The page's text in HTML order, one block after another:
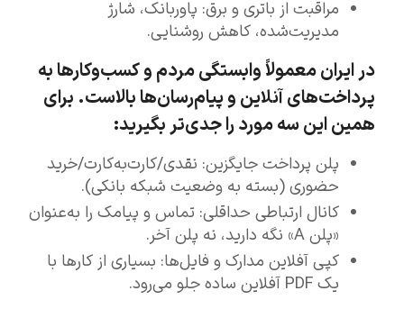
مراقبت از باتری و برق: پاوربانک، شارژ
مدیریت‌شده، کاهش روشنایی.
در ایران معمولاً وابستگی مردم و کسب‌وکارها به
پرداخت‌های آنلاین و پیام‌رسان‌ها بالاست. برای
همین این سه مورد را جدی‌تر بگیرید:
پلن پرداخت جایگزین: نقدی/کارت‌به‌کارت/خرید
حضوری (بسته به وضعیت شبکه بانکی).
کانال ارتباطی حداقلی: تماس و پیامک را به‌عنوان
«پلن A» نگه دارید، نه پلن آخر.
کپی آفلاین مدارک و فایل‌ها: بسیاری از کارها با
یک PDF آفلاین ساده جلو می‌رود.